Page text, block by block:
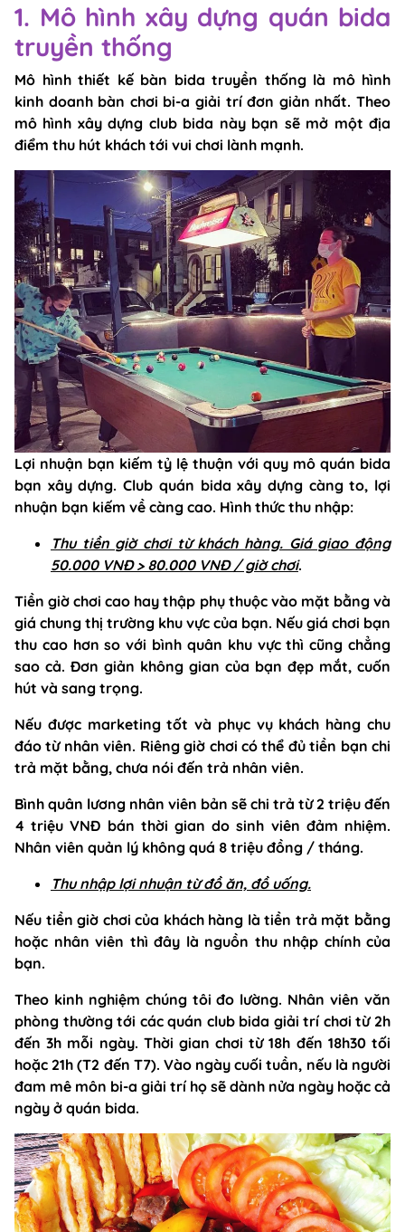
1. Mô hình xây dựng quán bida
truyền thống
Mô hình thiết kế bàn bida truyền thống là mô hình
kinh doanh bàn chơi bi-a giải trí đơn giản nhất. Theo
mô hình xây dựng club bida này bạn sẽ mở một địa
điểm thu hút khách tới vui chơi lành mạnh.
Lợi nhuận bạn kiếm tỷ lệ thuận với quy mô quán bida
bạn xây dựng. Club quán bida xây dựng càng to, lợi
nhuận bạn kiếm về càng cao. Hình thức thu nhập:
Thu tiền giờ chơi từ khách hàng. Giá giao động
50.000 VNĐ > 80.000 VNĐ / giờ chơi.
Tiền giờ chơi cao hay thập phụ thuộc vào mặt bằng và
giá chung thị trường khu vực của bạn. Nếu giá chơi bạn
thu cao hơn so với bình quân khu vực thì cũng chẳng
sao cả. Đơn giản không gian của bạn đẹp mắt, cuốn
hút và sang trọng.
Nếu được marketing tốt và phục vụ khách hàng chu
đáo từ nhân viên. Riêng giờ chơi có thể đủ tiền bạn chi
trả mặt bằng, chưa nói đến trả nhân viên.
Bình quân lương nhân viên bản sẽ chi trả từ 2 triệu đến
4 triệu VNĐ bán thời gian do sinh viên đảm nhiệm.
Nhân viên quản lý không quá 8 triệu đồng / tháng.
Thu nhập lợi nhuận từ đồ ăn, đồ uống.
Nếu tiền giờ chơi của khách hàng là tiền trả mặt bằng
hoặc nhân viên thì đây là nguồn thu nhập chính của
bạn.
Theo kinh nghiệm chúng tôi đo lường. Nhân viên văn
phòng thường tới các quán club bida giải trí chơi từ 2h
đến 3h mỗi ngày. Thời gian chơi từ 18h đến 18h30 tối
hoặc 21h (T2 đến T7). Vào ngày cuối tuần, nếu là người
đam mê môn bi-a giải trí họ sẽ dành nửa ngày hoặc cả
ngày ở quán bida.